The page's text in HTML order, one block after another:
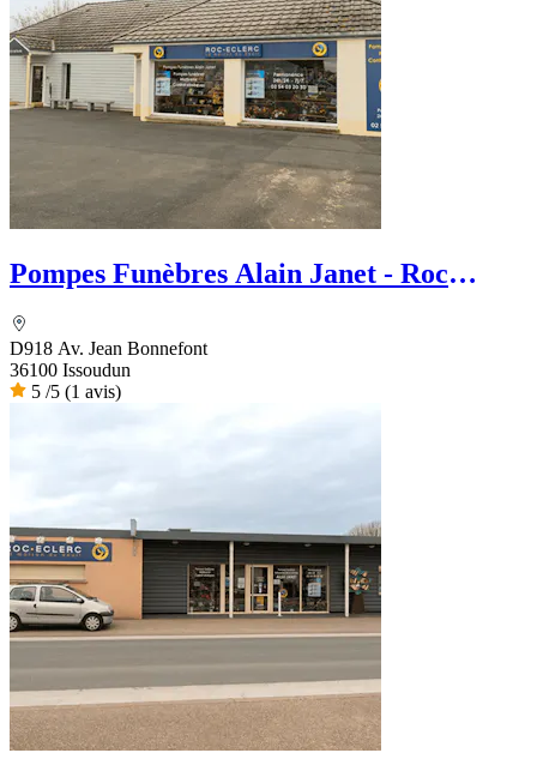
Pompes Funèbres Alain Janet - Roc
D918 Av. Jean Bonnefont
36100 Issoudun
5 /5 (1 avis)